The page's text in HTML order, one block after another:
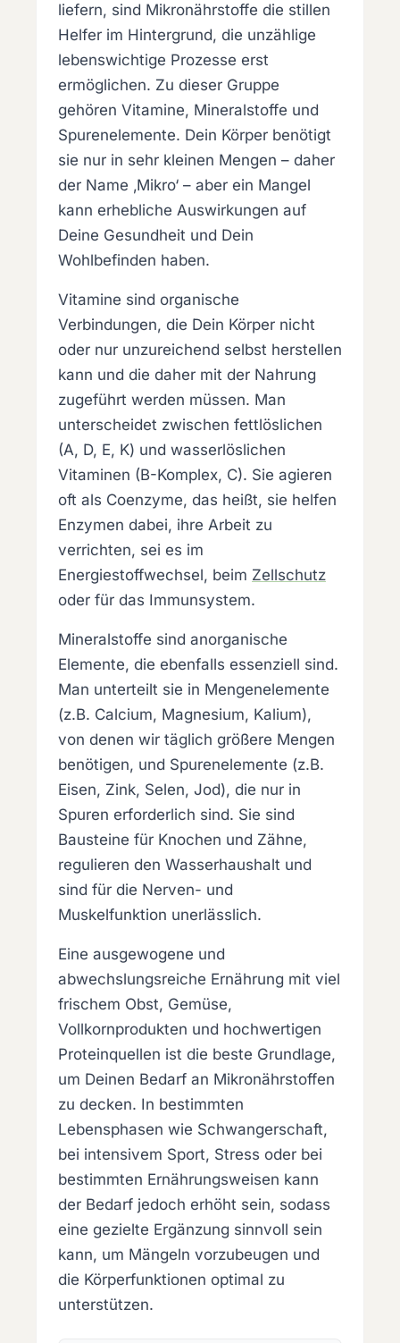
liefern, sind Mikronährstoffe die stillen
Helfer im Hintergrund, die unzählige
lebenswichtige Prozesse erst
ermöglichen. Zu dieser Gruppe
gehören Vitamine, Mineralstoffe und
Spurenelemente. Dein Körper benötigt
sie nur in sehr kleinen Mengen – daher
der Name ‚Mikro‘ – aber ein Mangel
kann erhebliche Auswirkungen auf
Deine Gesundheit und Dein
Wohlbefinden haben.
Vitamine sind organische
Verbindungen, die Dein Körper nicht
oder nur unzureichend selbst herstellen
kann und die daher mit der Nahrung
zugeführt werden müssen. Man
unterscheidet zwischen fettlöslichen
(A, D, E, K) und wasserlöslichen
Vitaminen (B-Komplex, C). Sie agieren
oft als Coenzyme, das heißt, sie helfen
Enzymen dabei, ihre Arbeit zu
verrichten, sei es im
Energiestoffwechsel, beim Zellschutz
oder für das Immunsystem.
Mineralstoffe sind anorganische
Elemente, die ebenfalls essenziell sind.
Man unterteilt sie in Mengenelemente
(z.B. Calcium, Magnesium, Kalium),
von denen wir täglich größere Mengen
benötigen, und Spurenelemente (z.B.
Eisen, Zink, Selen, Jod), die nur in
Spuren erforderlich sind. Sie sind
Bausteine für Knochen und Zähne,
regulieren den Wasserhaushalt und
sind für die Nerven- und
Muskelfunktion unerlässlich.
Eine ausgewogene und
abwechslungsreiche Ernährung mit viel
frischem Obst, Gemüse,
Vollkornprodukten und hochwertigen
Proteinquellen ist die beste Grundlage,
um Deinen Bedarf an Mikronährstoffen
zu decken. In bestimmten
Lebensphasen wie Schwangerschaft,
bei intensivem Sport, Stress oder bei
bestimmten Ernährungsweisen kann
der Bedarf jedoch erhöht sein, sodass
eine gezielte Ergänzung sinnvoll sein
kann, um Mängeln vorzubeugen und
die Körperfunktionen optimal zu
unterstützen.